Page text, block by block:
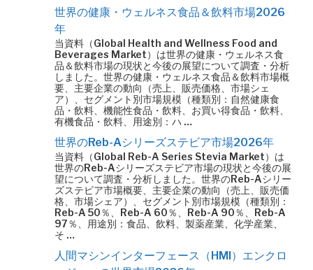
世界の健康・ウェルネス食品＆飲料市場2026
年
当資料（Global Health and Wellness Food and
Beverages Market）は世界の健康・ウェルネス食
品＆飲料市場の現状と今後の展望について調査・分析
しました。世界の健康・ウェルネス食品＆飲料市場概
要、主要企業の動向（売上、販売価格、市場シェ
ア）、セグメント別市場規模（種類別：自然健康食
品・飲料、機能性食品・飲料、お買い得食品・飲料、
有機食品・飲料、用途別：ハ …
世界のReb-Aシリーズステビア市場2026年
当資料（Global Reb-A Series Stevia Market）は
世界のReb-Aシリーズステビア市場の現状と今後の展
望について調査・分析しました。世界のReb-Aシリー
ズステビア市場概要、主要企業の動向（売上、販売価
格、市場シェア）、セグメント別市場規模（種類別：
Reb-A 50％、Reb-A 60％、Reb-A 90％、Reb-A
97％、用途別：食品、飲料、製薬産業、化学産業、
そ …
人間マシンインターフェース（HMI）エンクロ